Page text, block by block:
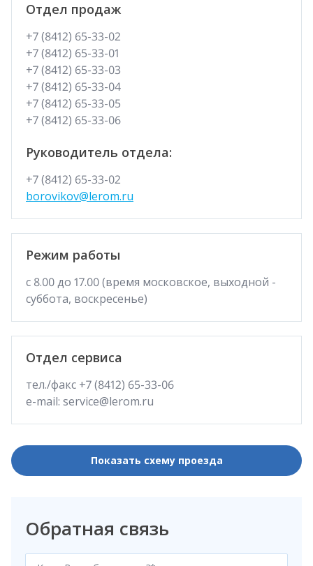
Отдел продаж
+7 (8412) 65-33-02
+7 (8412) 65-33-01
+7 (8412) 65-33-03
+7 (8412) 65-33-04
+7 (8412) 65-33-05
+7 (8412) 65-33-06
Руководитель отдела:
+7 (8412) 65-33-02
borovikov@lerom.ru
Режим работы
с 8.00 до 17.00 (время московское, выходной -
суббота, воскресенье)
Отдел сервиса
тел./факс +7 (8412) 65-33-06
e-mail: service@lerom.ru
Показать схему проезда
Обратная связь